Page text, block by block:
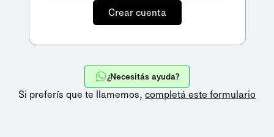
¿Necesitás ayuda?
Si preferís que te llamemos, completá este formulario